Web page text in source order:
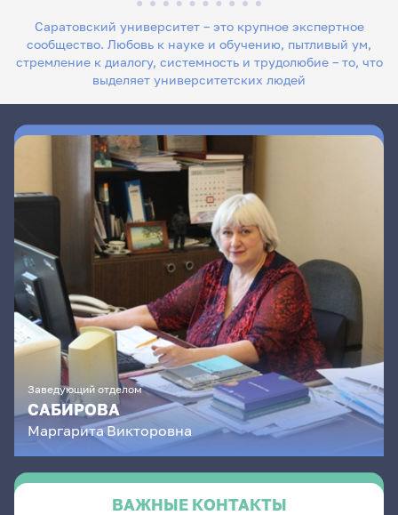
Саратовский университет – это крупное экспертное
сообщество. Любовь к науке и обучению, пытливый ум,
стремление к диалогу, системность и трудолюбие – то, что
выделяет университетских людей
Заведующий отделом
САБИРОВА
МаргаритаВикторовна
ВАЖНЫЕ КОНТАКТЫ